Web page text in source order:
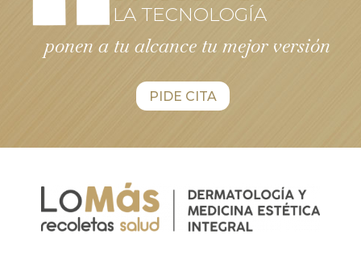
LA TECNOLOGÍA
ponen a tu alcance tu mejor versión
PIDE CITA